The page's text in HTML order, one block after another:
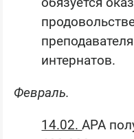
интернатов.
Февраль.
14.02.АРА